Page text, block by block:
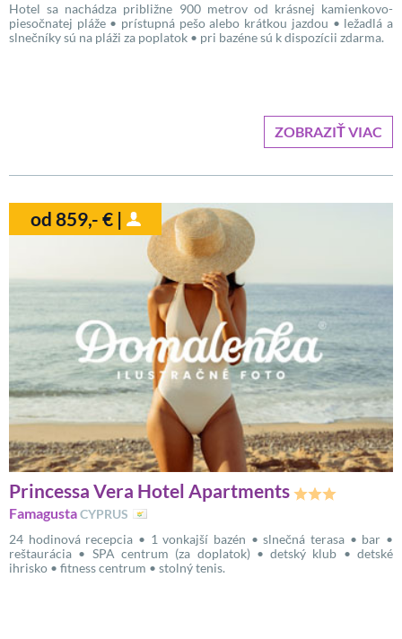
Hotel sa nachádza približne 900 metrov od krásnej kamienkovo-
piesočnatej pláže • prístupná pešo alebo krátkou jazdou • ležadlá a
slnečníky sú na pláži za poplatok • pri bazéne sú k dispozícii zdarma.
ZOBRAZIŤ VIAC
od 859,- € |
Princessa Vera Hotel Apartments
FamagustaCYPRUS
24 hodinová recepcia • 1 vonkajší bazén • slnečná terasa • bar •
reštaurácia • SPA centrum (za doplatok) • detský klub • detské
ihrisko • fitness centrum • stolný tenis.